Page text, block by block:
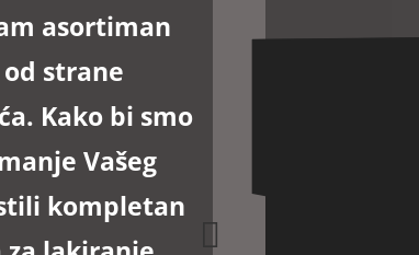
asortiman
strane
Kako bi smo
Vašeg
kompletan